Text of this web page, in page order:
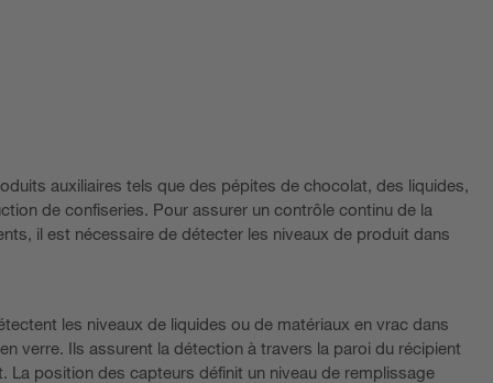
auxiliaires tels que des pépites de chocolat, des liquides,
de confiseries. Pour assurer un contrôle continu de la
il est nécessaire de détecter les niveaux de produit dans
les niveaux de liquides ou de matériaux en vrac dans
verre. Ils assurent la détection à travers la paroi du récipient
La position des capteurs définit un niveau de remplissage